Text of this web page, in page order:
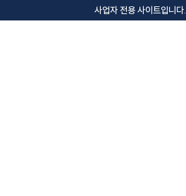
사업자 전용 사이트입니다.